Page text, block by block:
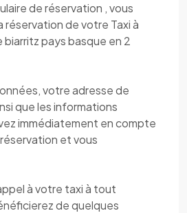
de réservation , vous
de votre Taxi à
pays basque en 2
votre adresse de
que les informations
immédiatement en compte
et vous
à votre taxi à tout
de quelques